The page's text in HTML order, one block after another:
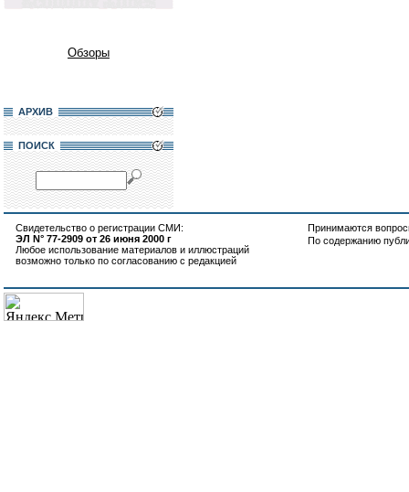
Обзоры
АРХИВ
ПОИСК
Свидетельство о регистрации СМИ:
ЭЛ N° 77-2909 от 26 июня 2000 г
Любое использование материалов и иллюстраций
возможно только по согласованию с редакцией
Принимаются
По содержанию